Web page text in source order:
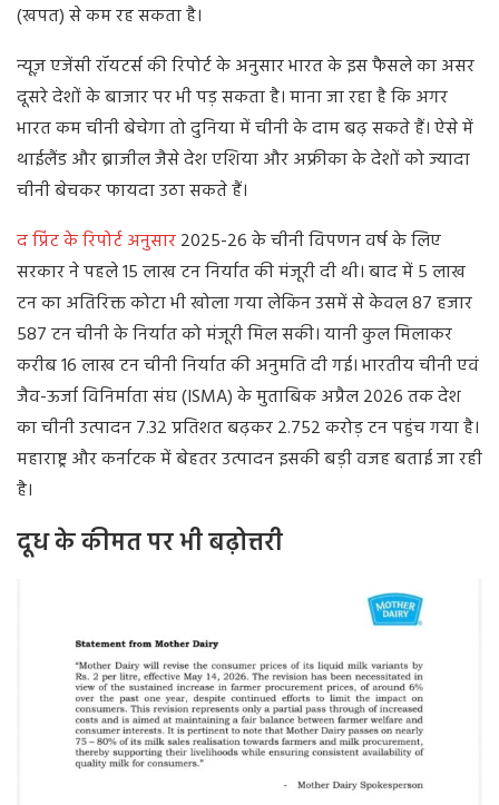
(खपत) से कम रह सकता है।
न्यूज़ एजेंसी रॉयटर्स की रिपोर्ट के अनुसार भारत के इस फैसले का असर
दूसरे देशों के बाजार पर भी पड़ सकता है। माना जा रहा है कि अगर
भारत कम चीनी बेचेगा तो दुनिया में चीनी के दाम बढ़ सकते हैं। ऐसे में
थाईलैंड और ब्राजील जैसे देश एशिया और अफ्रीका के देशों को ज्यादा
चीनी बेचकर फायदा उठा सकते हैं।
द प्रिंट के रिपोर्ट अनुसार2025-26 के चीनी विपणन वर्ष के लिए
सरकार ने पहले 15 लाख टन निर्यात की मंजूरी दी थी। बाद में 5 लाख
टन का अतिरिक्त कोटा भी खोला गया लेकिन उसमें से केवल 87 हजार
587 टन चीनी के निर्यात को मंजूरी मिल सकी। यानी कुल मिलाकर
करीब 16 लाख टन चीनी निर्यात की अनुमति दी गई। भारतीय चीनी एवं
जैव-ऊर्जा विनिर्माता संघ (ISMA) के मुताबिक अप्रैल 2026 तक देश
का चीनी उत्पादन 7.32 प्रतिशत बढ़कर 2.752 करोड़ टन पहुंच गया है।
महाराष्ट्र और कर्नाटक में बेहतर उत्पादन इसकी बड़ी वजह बताई जा रही
है।
दूध के कीमत पर भी बढ़ोत्तरी